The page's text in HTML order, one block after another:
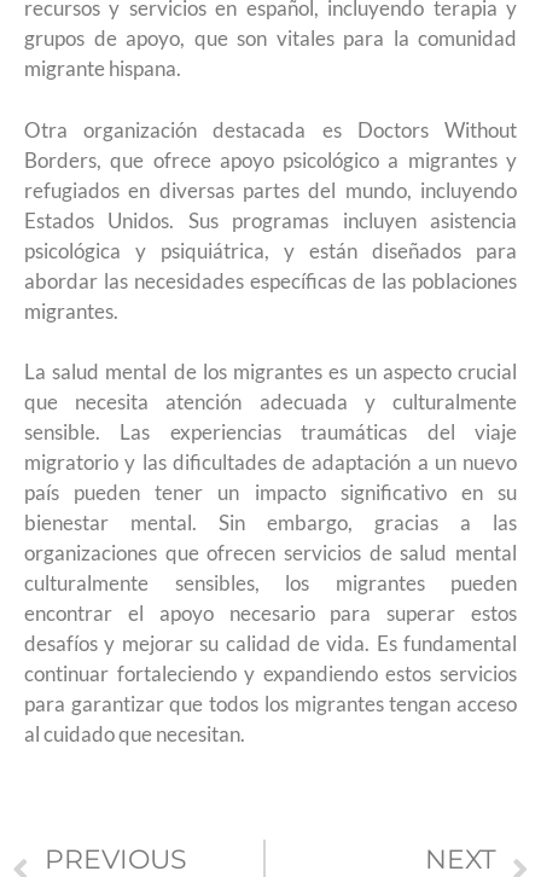
recursos y servicios en español, incluyendo terapia y
grupos de apoyo, que son vitales para la comunidad
migrante hispana.
Otra organización destacada es Doctors Without
Borders, que ofrece apoyo psicológico a migrantes y
refugiados en diversas partes del mundo, incluyendo
Estados Unidos. Sus programas incluyen asistencia
psicológica y psiquiátrica, y están diseñados para
abordar las necesidades específicas de las poblaciones
migrantes.
La salud mental de los migrantes es un aspecto crucial
que necesita atención adecuada y culturalmente
sensible. Las experiencias traumáticas del viaje
migratorio y las dificultades de adaptación a un nuevo
país pueden tener un impacto significativo en su
bienestar mental. Sin embargo, gracias a las
organizaciones que ofrecen servicios de salud mental
culturalmente sensibles, los migrantes pueden
encontrar el apoyo necesario para superar estos
desafíos y mejorar su calidad de vida. Es fundamental
continuar fortaleciendo y expandiendo estos servicios
para garantizar que todos los migrantes tengan acceso
al cuidado que necesitan.
PREVIOUS NEXT